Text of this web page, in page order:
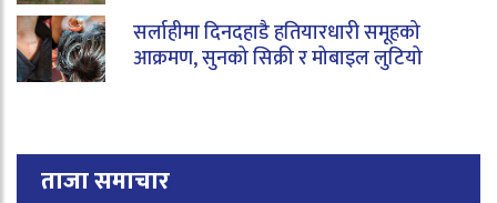
सर्लाहीमा दिनदहाडै हतियारधारी समूहको
आक्रमण, सुनको सिक्री र मोबाइल लुटियो
ताजा समाचार